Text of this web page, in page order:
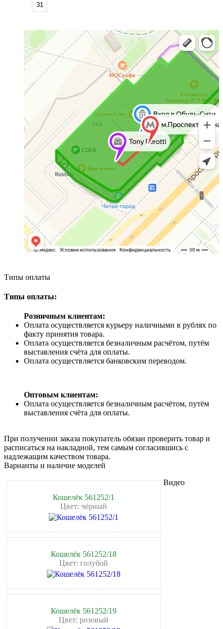
31
Типы оплаты
Типы оплаты:
Розничным клиентам:
Оплата осуществляется курьеру наличными в рублях по
факту принятия товара.
Оплата осуществляется безналичным расчётом, путём
выставления счёта для оплаты.
Оплата осуществляется банковским переводом.
Оптовым клиентам:
Оплата осуществляется безналичным расчётом, путём
выставления счёта для оплаты.
При получении заказа покупатель обязан проверить товар и
расписаться на накладной, тем самым согласившись с
надлежащим качеством товара.
Варианты и наличие моделей
Кошелёк 561252/1
Цвет: чёрный
Кошелёк 561252/18
Цвет: голубой
Кошелёк 561252/19
Цвет: розовый
Видео